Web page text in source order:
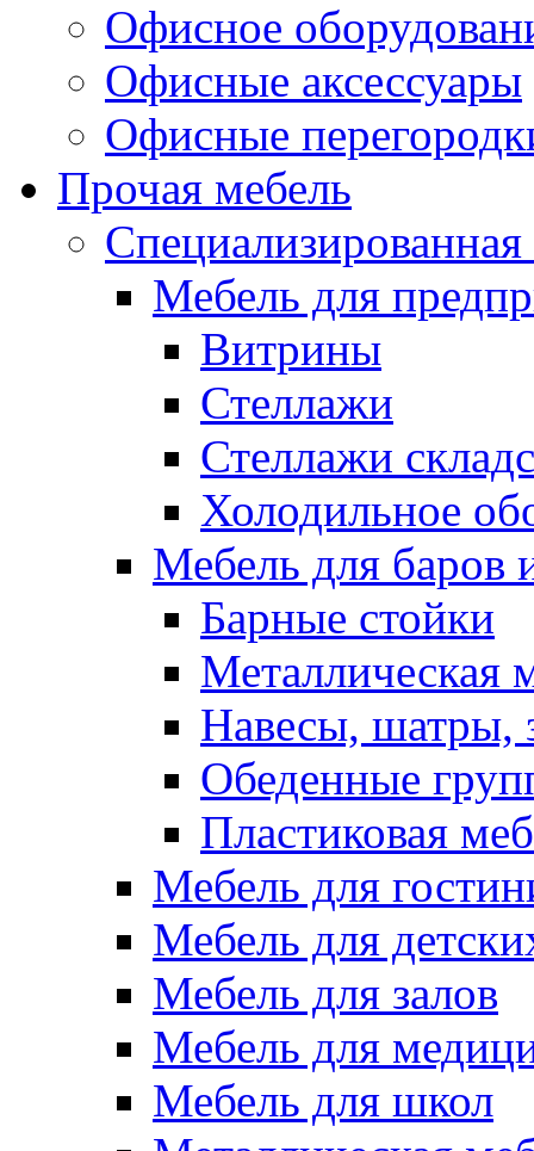
Офисное
Офисные аксессуары
Офисные
Прочая мебель
Специализированная
Мебель для
Витрины
Стеллажи
Стеллажи
Холодильное
Мебель для баров
Барные стойки
Металлическая
Навесы, шатры,
Обеденные
Пластиковая
Мебель для
Мебель для
Мебель для залов
Мебель для
Мебель для школ